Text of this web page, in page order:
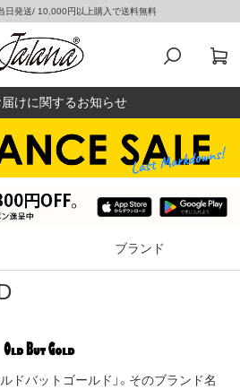
日発送/ 10,000円以上購入で送料無料
けに関するお知らせ
ブランド
ドバットゴールド」。そのブランド名